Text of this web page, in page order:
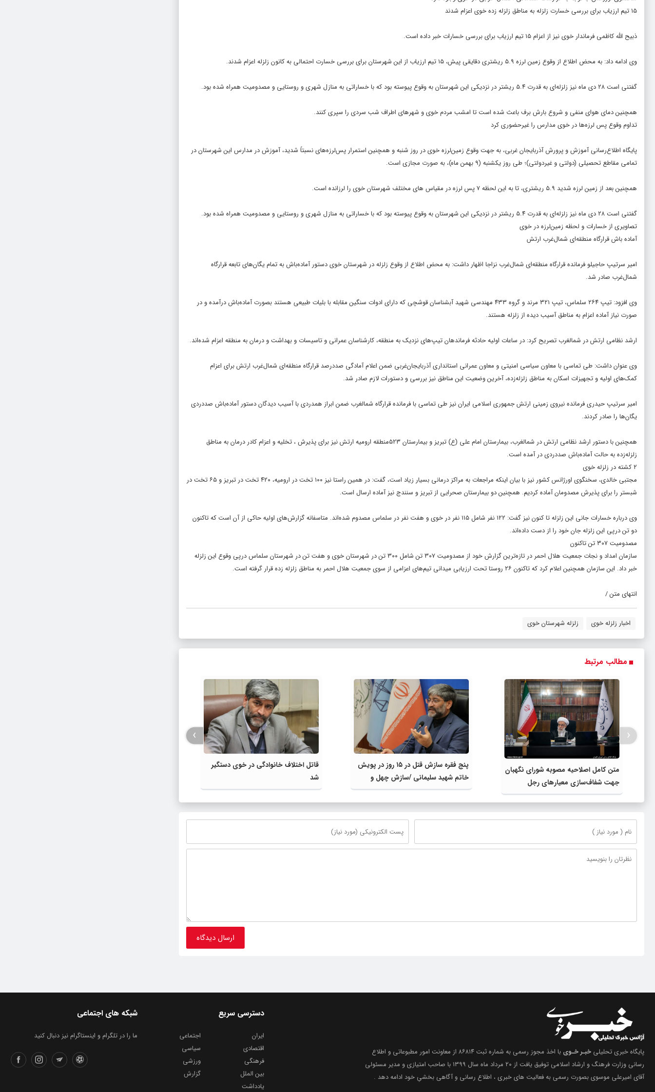
۱۵ تیم ارزیاب برای بررسی خسارت زلزله به مناطق زلزله زده خوی اعزام شدند
ذبیح الله کاظمی فرماندار خوی نیز از اعزام ۱۵ تیم ارزیاب برای بررسی خسارات خبر داده است.
وی ادامه داد: به محض اطلاع از وقوع زمین لرزه ۵.۹ ریشتری دقایقی پیش، ۱۵ تیم ارزیاب از این شهرستان برای بررسی خسارت احتمالی به کانون زلزله اعزام شدند.
گفتنی است ۲۸ دی ماه نیز زلزله‌ای به قدرت ۵.۴ ریشتر در نزدیکی این شهرستان به وقوع پیوسته بود که با خساراتی به منازل شهری و روستایی و مصدومیت همراه شده بود.
همچنین دمای هوای منفی و شروع بارش برف باعث شده است تا امشب مردم خوی و شهرهای اطراف شب سردی را سپری کنند.
تداوم وقوع پس لرزه‌ها در خوی مدارس را غیرحضوری کرد
پایگاه اطلاع‌رسانی آموزش و پرورش آذربایجان غربی، به جهت وقوع زمین‌لرزه خوی در روز شنبه و همچنین استمرار پس‌لرزه‌های نسبتاً شدید، آموزش در مدارس این شهرستان در
تمامی مقاطع تحصیلی (دولتی و غیردولتی)؛ طی روز یکشنبه (۹ بهمن ماه)، به صورت مجازی است.
همچنین بعد از زمین لرزه شدید ۵.۹ ریشتری، تا به این لحظه ۷ پس لرزه در مقیاس های مختلف شهرستان خوی را لرزانده است.
گفتنی است ۲۸ دی ماه نیز زلزله‌ای به قدرت ۵.۴ ریشتر در نزدیکی این شهرستان به وقوع پیوسته بود که با خساراتی به منازل شهری و روستایی و مصدومیت همراه شده بود.
تصاویری از خسارات و لحظه زمین‌لرزه در خوی
آماده باش قرارگاه منطقه‌ای شمال‌غرب ارتش
امیر سرتیپ حاجیلو فرمانده قرارگاه منطقه‌ای شمال‌غرب نزاجا اظهار داشت: به محض اطلاع از وقوع زلزله در شهرستان خوی دستور آماده‌باش به تمام یگان‌های تابعه قرارگاه
شمال‌غرب صادر شد.
وی افزود: تیپ ۲۶۴ سلماس، تیپ ۳۲۱ مرند و گروه ۴۳۳ مهندسی شهید آبشناسان قوشچی که دارای ادوات سنگین مقابله با بلیات طبیعی هستند بصورت آماده‌باش درآمده و در
صورت نیاز آماده اعزام به مناطق آسیب دیده از زلزله هستند.
ارشد نظامی ارتش در شمالغرب تصریح کرد: در ساعات اولیه حادثه فرماندهان تیپ‌های نزدیک به منطقه، کارشناسان عمرانی و تاسیسات و بهداشت و درمان به منطقه اعزام شده‌اند.
وی عنوان داشت: طی تماسی با معاون سیاسی امنیتی و معاون عمرانی استانداری آذربایجان‌غربی ضمن اعلام آمادگی صددرصد قرارگاه منطقه‌ای شمال‌غرب ارتش برای اعزام
کمک‌های اولیه و تجهیزات اسکان به مناطق زلزله‌زده، آخرین وضعیت این مناطق نیز بررسی و دستورات لازم صادر شد.
امیر سرتیپ حیدری فرمانده نیروی زمینی ارتش جمهوری اسلامی ایران نیز طی تماسی با فرمانده قرارگاه شمالغرب ضمن ابراز همدردی با آسیب دیدگان دستور آماده‌باش صددردی
یگان‌ها را صادر کردند.
همچنین با دستور ارشد نظامی ارتش در شمالغرب، بیمارستان امام علی (ع) تبریز و بیمارستان ۵۲۳منطقه ارومیه ارتش نیز برای پذیرش ، تخلیه و اعزام کادر درمان به مناطق
زلزله‌زده به حالت آماده‌باش صددردی در آمده است.
۲ کشته در زلزله خوی
مجتبی خالدی، سخنگوی اورژانس کشور نیز با بیان اینکه مراجعات به مراکز درمانی بسیار زیاد است، گفت: در همین راستا نیز ۱۰۰ تخت در ارومیه، ۴۲۰ تخت در تبریز و ۶۵ تخت در
شبستر را برای پذیرش مصدومان آماده کردیم. همچنین دو بیمارستان صحرایی از تبریز و سنندج نیز آماده ارسال است.
وی درباره خسارات جانی این زلزله تا کنون نیز گفت: ۱۲۲ نفر شامل ۱۱۵ نفر در خوی و هفت نفر در سلماس مصدوم شده‌اند. متاسفانه گزارش‌های اولیه حاکی از آن است که تاکنون
دو تن درپی این زلزله جان خود را از دست داده‌اند.
مصدومیت ۳۰۷ تن تاکنون
سازمان امداد و نجات جمعیت هلال احمر در تازه‌ترین گزارش خود از مصدومیت ۳۰۷ تن شامل ۳۰۰ تن در شهرستان خوی و هفت تن در شهرستان سلماس درپی وقوع این زلزله
خبر داد. این سازمان همچنین اعلام کرد که تاکنون ۲۶ روستا تحت ارزیابی میدانی تیم‌های اعزامی از سوی جمعیت هلال احمر به مناطق زلزله زده قرار گرفته است.
انتهای متن /
اخبار زلزله خوی زلزله شهرستان خوی
مطالب مرتبط
متن کامل اصلاحیه مصوبه شورای نگهبان
جهت شفاف‌سازی معیارهای رجل
سیاسی، مذهبی و مدیر و مدبّر+ تصویر
پنج فقره سازش قتل در ۱۵ روز در پویش
خاتم شهید سلیمانی /سازش چهل و
دومین پرونده قتل در ماکو
قاتل اختلاف خانوادگی در خوی دستگیر
شد
‹
›
پایگاه خبری تحلیلی خبـر خـوی
با اخذ مجوز رسمی به شماره ثبت ۸۶۸۱۴ از معاونت امور مطبوعاتی و اطلاع
رسانی وزارت فرهنگ و ارشاد اسلامی توفیق یافت از ۲۰ مرداد ماه سال ۱۳۹۹ با صاحب امتیازی و مدیر مسئولی
آقای امیرعلی موسوی بصورت رسمی به فعالیت های خبری ، اطلاع رسانی و آگاهی بخشیِ خود ادامه دهد .
شبکه های اجتماعی
ما را در تلگرام و اینستاگرام نیز دنبال کنید
دسترسی سریع
ایران
اجتماعی
اقتصادی
سیاسی
فرهنگی
ورزشی
بین الملل
گزارش
یادداشت